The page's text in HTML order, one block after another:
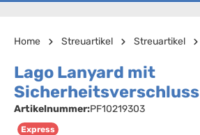
Home Streuartikel Streuartikel
Lago Lanyard mit
Sicherheitsverschluss
Artikelnummer:PF10219303
Express